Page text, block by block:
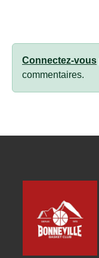
Connectez-vous
commentaires.